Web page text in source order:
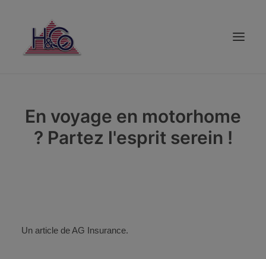
ENTREPRISE
CRÉDIT
En voyage en motorhome
? Partez l'esprit serein !
Un article de AG Insurance.